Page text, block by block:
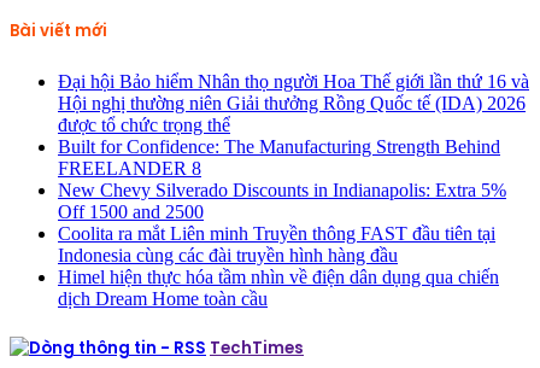
cho:
Bài viết mới
Đại hội Bảo hiểm Nhân thọ người Hoa Thế giới lần thứ 16 và
Hội nghị thường niên Giải thưởng Rồng Quốc tế (IDA) 2026
được tổ chức trọng thể
Built for Confidence: The Manufacturing Strength Behind
FREELANDER 8
New Chevy Silverado Discounts in Indianapolis: Extra 5%
Off 1500 and 2500
Coolita ra mắt Liên minh Truyền thông FAST đầu tiên tại
Indonesia cùng các đài truyền hình hàng đầu
Himel hiện thực hóa tầm nhìn về điện dân dụng qua chiến
dịch Dream Home toàn cầu
TechTimes